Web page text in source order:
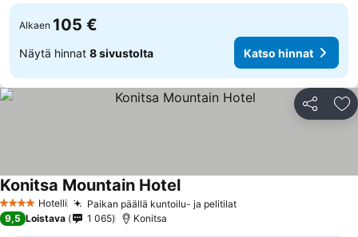
Alkaen 105 €
Näytä hinnat 8 sivustolta Katso hinnat
Jaa
4 Tähtiluokitus
Hotelli Paikan päällä kuntoilu- ja pelitilatKatso hinnat
Konitsa Mountain HotelKatso hinnat
9,5 Loistava 1 065 Konitsa